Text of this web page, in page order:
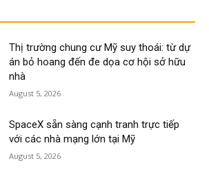
Thị trường chung cư Mỹ suy thoái: từ dự
án bỏ hoang đến đe dọa cơ hội sở hữu
nhà
August 5, 2026
SpaceX sẵn sàng cạnh tranh trực tiếp
với các nhà mạng lớn tại Mỹ
August 5, 2026